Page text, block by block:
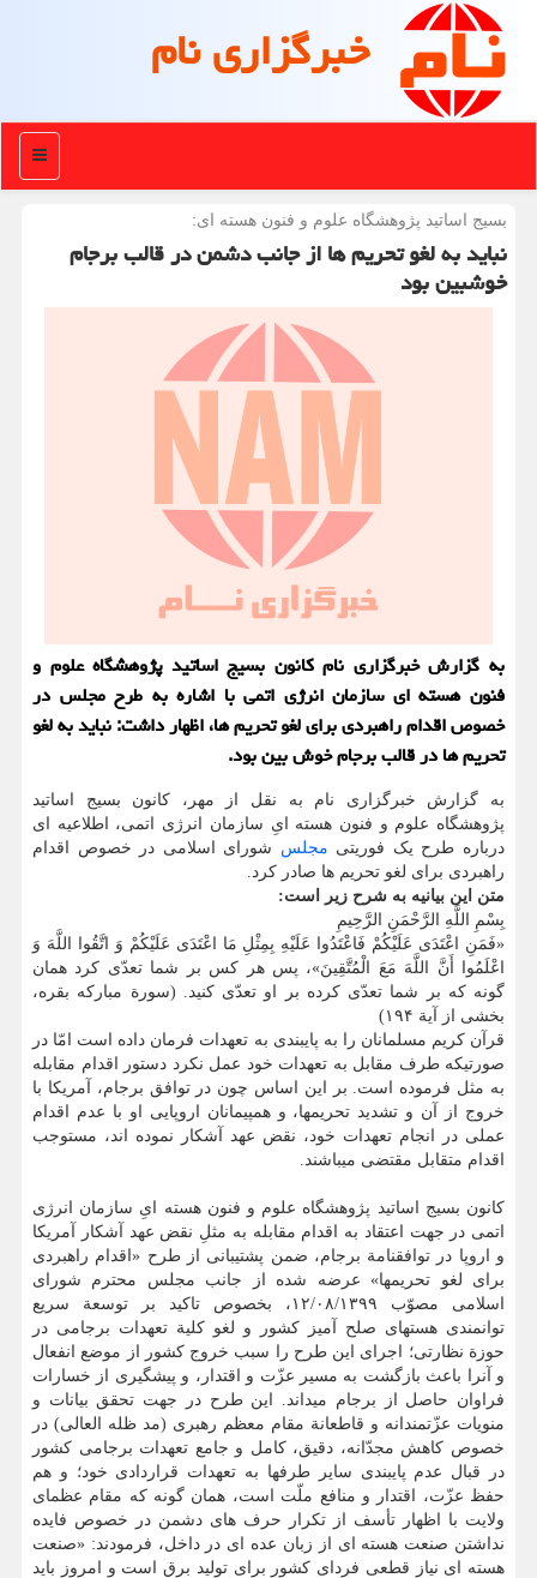
خبرگزاری نام
منو
بسیج اساتید پژوهشگاه علوم و فنون هسته ای:
نباید به لغو تحریم ها از جانب دشمن در قالب برجام
خوشبین بود
به گزارش خبرگزاری نام كانون بسیج اساتید پژوهشگاه علوم و
فنون هسته ای سازمان انرژی اتمی با اشاره به طرح مجلس در
خصوص اقدام راهبردی برای لغو تحریم ها، اظهار داشت: نباید به لغو
تحریم ها در قالب برجام خوش بین بود.
به گزارش خبرگزاری نام به نقل از مهر، کانون بسیج اساتید
پژوهشگاه علوم و فنون هسته ایِ سازمان انرژی اتمی، اطلاعیه ای
درباره طرح یک فوریتی مجلس شورای اسلامی در خصوص اقدام
راهبردی برای لغو تحریم ها صادر کرد.
متن این بیانیه به شرح زیر است:
بِسْمِ اللَّهِ الرَّحْمَنِ الرَّحِیمِ
«فَمَنِ اعْتَدَی عَلَیْکُمْ فَاعْتَدُوا عَلَیْهِ بِمِثْلِ مَا اعْتَدَی عَلَیْکُمْ وَ اتَّقُوا اللَّهَ وَ
اعْلَمُوا أَنَّ اللَّهَ مَعَ الْمُتَّقِینَ»، پس هر کس بر شما تعدّی کرد همان
گونه که بر شما تعدّی کرده بر او تعدّی کنید. (سورة مبارکه بقره،
بخشی از آیة ۱۹۴)
قرآن کریم مسلمانان را به پایبندی به تعهدات فرمان داده است امّا در
صورتیکه طرف مقابل به تعهدات خود عمل نکرد دستور اقدام مقابله
به مثل فرموده است. بر این اساس چون در توافق برجام، آمریکا با
خروج از آن و تشدید تحریمها، و همپیمانان اروپایی او با عدم اقدام
عملی در انجام تعهدات خود، نقض عهد آشکار نموده اند، مستوجب
اقدام متقابل مقتضی میباشند.
کانون بسیج اساتید پژوهشگاه علوم و فنون هسته ایِ سازمان انرژی
اتمی در جهت اعتقاد به اقدام مقابله به مثلِ نقض عهد آشکار آمریکا
و اروپا در توافقنامة برجام، ضمن پشتیبانی از طرح «اقدام راهبردی
برای لغو تحریمها» عرضه شده از جانب مجلس محترم شورای
اسلامی مصوّب ۱۲/۰۸/۱۳۹۹، بخصوص تاکید بر توسعة سریع
توانمندی هستهای صلح آمیز کشور و لغو کلیة تعهدات برجامی در
حوزة نظارتی؛ اجرای این طرح را سبب خروج کشور از موضع انفعال
و آنرا باعث بازگشت به مسیر عزّت و اقتدار، و پیشگیری از خسارات
فراوان حاصل از برجام میداند. این طرح در جهت تحقق بیانات و
منویات عزّتمندانه و قاطعانة مقام معظم رهبری (مد ظله العالی) در
خصوص کاهش مجدّانه، دقیق، کامل و جامع تعهدات برجامی کشور
در قبال عدم پایبندی سایر طرفها به تعهدات قراردادی خود؛ و هم
حفظ عزّت، اقتدار و منافع ملّت است، همان گونه که مقام عظمای
ولایت با اظهار تأسف از تکرار حرف های دشمن در خصوص فایده
نداشتن صنعت هسته ای از زبان عده ای در داخل، فرمودند: «صنعت
هسته ای نیاز قطعی فردای کشور برای تولید برق است و امروز باید